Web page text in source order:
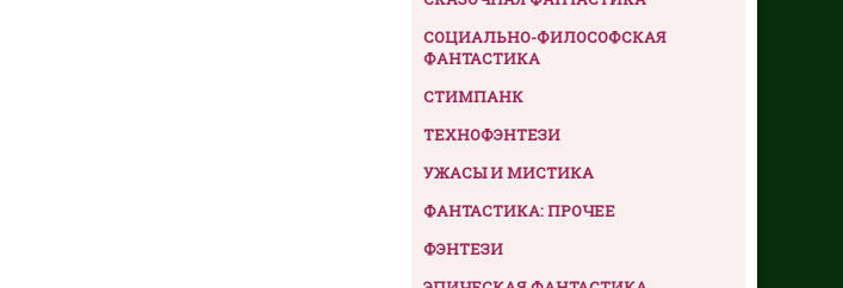
СОЦИАЛЬНО-ФИЛОСОФСКАЯ
ФАНТАСТИКА
СТИМПАНК
ТЕХНОФЭНТЕЗИ
УЖАСЫ И МИСТИКА
ФАНТАСТИКА: ПРОЧЕЕ
ФЭНТЕЗИ